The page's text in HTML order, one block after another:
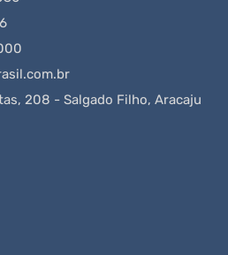
208 - Salgado Filho, Aracaju